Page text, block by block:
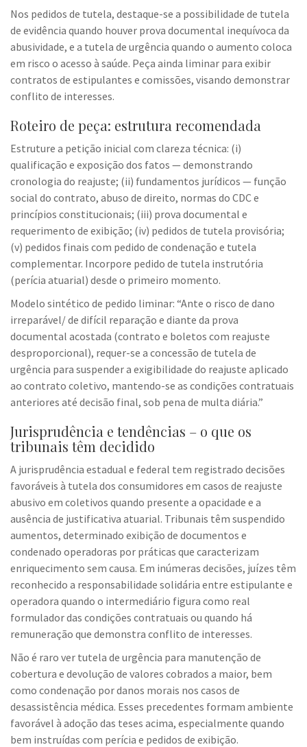
Nos pedidos de tutela, destaque-se a possibilidade de tutela
de evidência quando houver prova documental inequívoca da
abusividade, e a tutela de urgência quando o aumento coloca
em risco o acesso à saúde. Peça ainda liminar para exibir
contratos de estipulantes e comissões, visando demonstrar
conflito de interesses.
Roteiro de peça: estrutura recomendada
Estruture a petição inicial com clareza técnica: (i)
qualificação e exposição dos fatos — demonstrando
cronologia do reajuste; (ii) fundamentos jurídicos — função
social do contrato, abuso de direito, normas do CDC e
princípios constitucionais; (iii) prova documental e
requerimento de exibição; (iv) pedidos de tutela provisória;
(v) pedidos finais com pedido de condenação e tutela
complementar. Incorpore pedido de tutela instrutória
(perícia atuarial) desde o primeiro momento.
Modelo sintético de pedido liminar: “Ante o risco de dano
irreparável/ de difícil reparação e diante da prova
documental acostada (contrato e boletos com reajuste
desproporcional), requer-se a concessão de tutela de
urgência para suspender a exigibilidade do reajuste aplicado
ao contrato coletivo, mantendo-se as condições contratuais
anteriores até decisão final, sob pena de multa diária.”
Jurisprudência e tendências – o que os
tribunais têm decidido
A jurisprudência estadual e federal tem registrado decisões
favoráveis à tutela dos consumidores em casos de reajuste
abusivo em coletivos quando presente a opacidade e a
ausência de justificativa atuarial. Tribunais têm suspendido
aumentos, determinado exibição de documentos e
condenado operadoras por práticas que caracterizam
enriquecimento sem causa. Em inúmeras decisões, juízes têm
reconhecido a responsabilidade solidária entre estipulante e
operadora quando o intermediário figura como real
formulador das condições contratuais ou quando há
remuneração que demonstra conflito de interesses.
Não é raro ver tutela de urgência para manutenção de
cobertura e devolução de valores cobrados a maior, bem
como condenação por danos morais nos casos de
desassistência médica. Esses precedentes formam ambiente
favorável à adoção das teses acima, especialmente quando
bem instruídas com perícia e pedidos de exibição.